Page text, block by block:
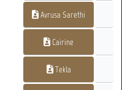
Avrusa Sarethi
Cairine
Tekla